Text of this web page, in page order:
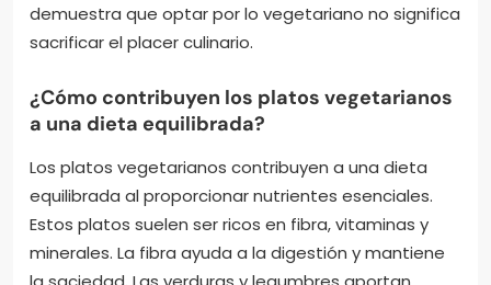
demuestra que optar por lo vegetariano no significa
sacrificar el placer culinario.
¿Cómo contribuyen los platos vegetarianos
a una dieta equilibrada?
Los platos vegetarianos contribuyen a una dieta
equilibrada al proporcionar nutrientes esenciales.
Estos platos suelen ser ricos en fibra, vitaminas y
minerales. La fibra ayuda a la digestión y mantiene